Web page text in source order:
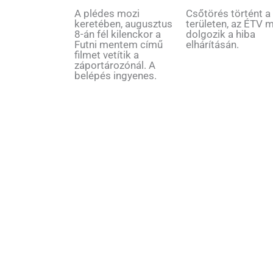
A plédes mozi
keretében, augusztus
8-án fél kilenckor a
Futni mentem című
filmet vetítik a
záportározónál. A
belépés ingyenes.
Csőtörés történt a
területen, az ÉTV
dolgozik a hiba
elhárításán.